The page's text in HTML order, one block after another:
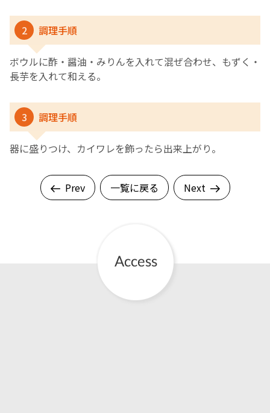
2 調理手順
ボウルに酢・醤油・みりんを入れて混ぜ合わせ、もずく・
長芋を入れて和える。
3 調理手順
器に盛りつけ、カイワレを飾ったら出来上がり。
Prev 一覧に戻る Next